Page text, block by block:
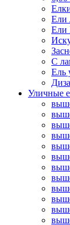
Ели
Ели
С
Ель
Уличные